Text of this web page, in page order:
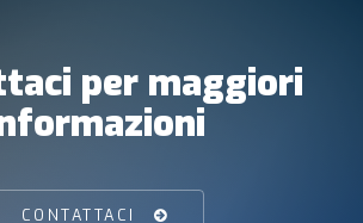
per maggiori
CONTATTACI